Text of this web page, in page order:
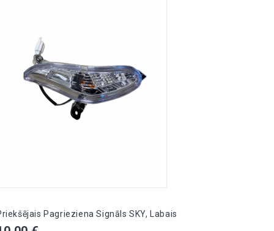
Pagrieziena Signāls SKY, Labais